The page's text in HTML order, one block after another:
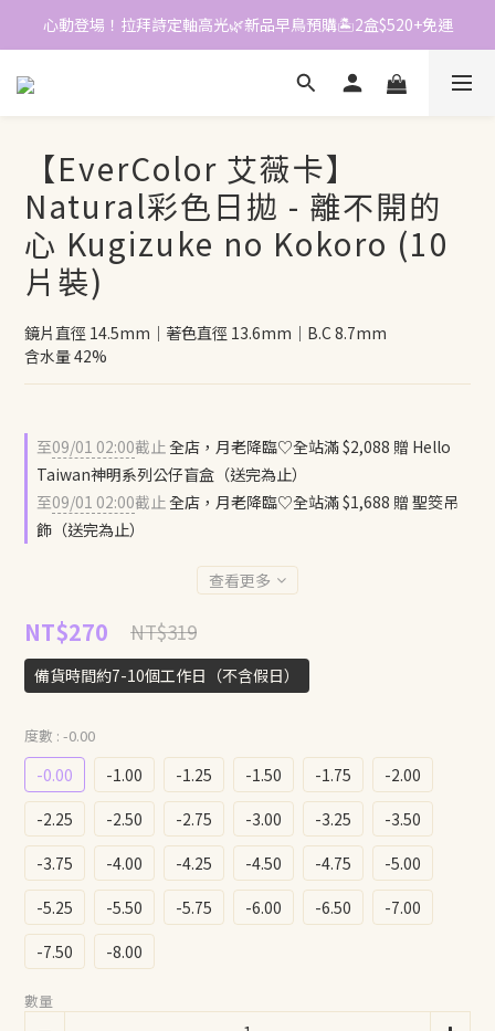
📱加入官方LINE｜領$50折價券
心動登場！拉拜詩定軸高光🌿新品早鳥預購🏝️2盒$520+免運
📱加入官方LINE｜領$50折價券
【EverColor 艾薇卡】
Natural彩色日拋 - 離不開的
心 Kugizuke no Kokoro (10
片裝)
鏡片直徑 14.5mm｜著色直徑 13.6mm｜B.C 8.7mm
含水量 42%
至09/01 02:00截止全店，月老降臨♡全站滿 $2,088 贈 Hello
Taiwan神明系列公仔盲盒（送完為止）
至09/01 02:00截止全店，月老降臨♡全站滿 $1,688 贈 聖筊吊
飾（送完為止）
查看更多
NT$270 NT$319
備貨時間約7-10個工作日（不含假日）
度數 : -0.00
-0.00 -1.00 -1.25 -1.50 -1.75
-2.00
-2.25
-2.50 -2.75 -3.00 -3.25
-3.50
-3.75
-4.00 -4.25 -4.50 -4.75
-5.00
-5.25
-5.50 -5.75 -6.00 -6.50
-7.00
-7.50
-8.00
數量